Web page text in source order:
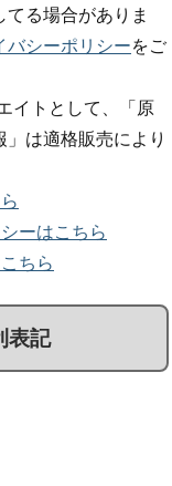
る場合がありま
バシーポリシーをご
イトとして、「原
は適格販売により
ーはこちら
ちら
表記